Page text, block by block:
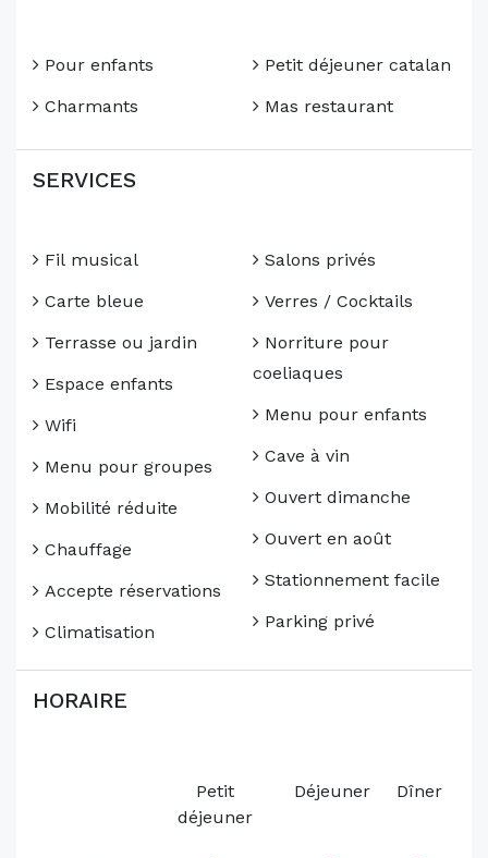
Pour enfants
Charmants
Petit déjeuner catalan
Mas restaurant
SERVICES
Fil musical
Carte bleue
Terrasse ou jardin
Espace enfants
Wifi
Menu pour groupes
Mobilité réduite
Chauffage
Accepte réservations
Climatisation
Salons privés
Verres / Cocktails
Norriture pour
coeliaques
Menu pour enfants
Cave à vin
Ouvert dimanche
Ouvert en août
Stationnement facile
Parking privé
HORAIRE
Petit
déjeuner
Déjeuner Dîner